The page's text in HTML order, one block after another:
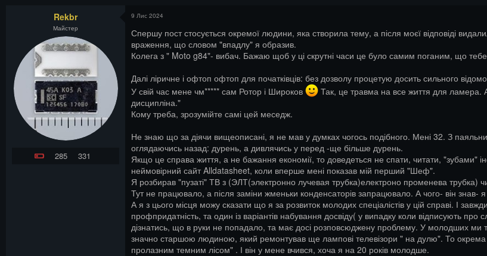
и
о
ч
т
к
у
Rekbr
Майстер
285 331
9 Лис 2024
Спершу пост стосується окремої людини, яка створила тему, а після моєї відповіді
враження, що словом "впадлу" я образив.
Колега з " Moto g84"- вибач. Бажаю щоб у ці скрутні часи це було самим поганим, що тебе
Далі ліричне і офтоп офтоп для початківців: без дозволу процетую досить сильного
У свій час мене чм***** сам Ротор і Широков
Так, це травма на все життя для
дисципліна."
Кому треба, зрозумійте самі цей меседж.
Не знаю що за діячи вищеописані, я не мав у думках чогось подібного. Мені 32. З
оглядаючись назад: дурень, а дивлячись у перед -ще більше дурень.
Якщо це справа життя, а не бажання економії, то доведеться не спати, читати, "зубами"
неймовірний сайт Alldatasheet, коли вперше мені показав мій перший "Шеф".
Я розбирав "пузаті" ТВ з (ЭЛТ(электронно лучевая трубка)електроно променева
Тут не працювало, а після заміни жменьки конденсаторів запрацювало. А чого- він
А я з цього місця можу сказати що я за розвиток молодих спеціалістів у цій справі. І
профпридатність, та один із варіантів набування досвіду( у випадку коли відписують
дізнатись, що в руки не попадало, та має досі розповсюджену проблему. У молодших ми
значно старшою людиною, який ремонтував ще лампові телевізори " на дулю". То окрема
пролазним темним лісом" . І він у мене вчився, хоча я на 20 років молодше.